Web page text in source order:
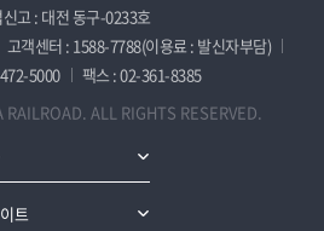
고 : 대전 동구-0233호
고객센터 : 1588-7788(이용료 : 발신자부담)
5000
팩스 : 02-361-8385
ALL RIGHTS RESERVED.
트